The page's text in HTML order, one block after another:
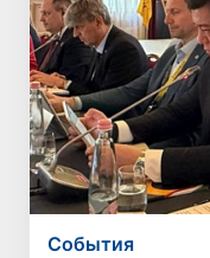
Cобытия